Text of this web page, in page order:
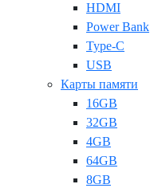
HDMI
Power Bank
Type-C
USB
Карты памяти
16GB
32GB
4GB
64GB
8GB